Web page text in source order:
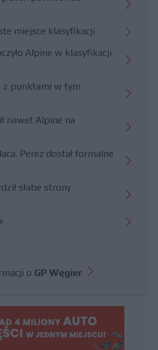
miejsce klasyfikacji
Alpine w klasyfikacji
z punktami w tym
nawet Alpine na
Perez dostał formalne
słabe strony
o GP Węgier